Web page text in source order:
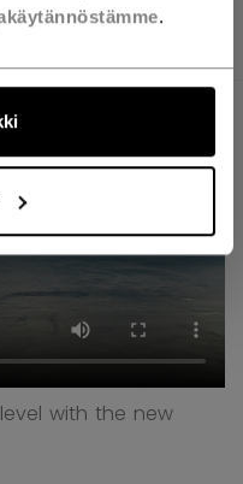
.
with the new